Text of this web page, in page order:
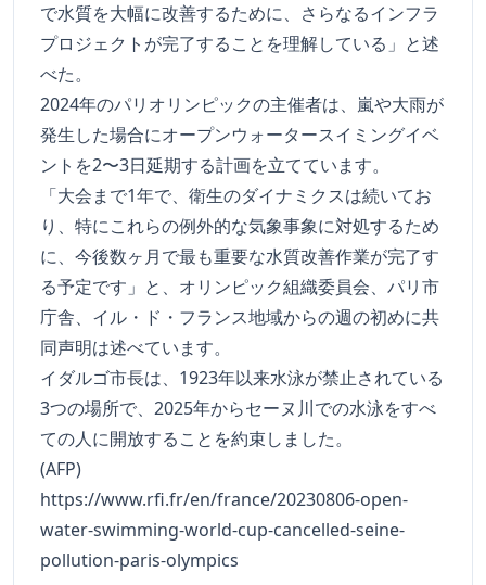
で水質を大幅に改善するために、さらなるインフラ
プロジェクトが完了することを理解している」と述
べた。
2024年のパリオリンピックの主催者は、嵐や大雨が
発生した場合にオープンウォータースイミングイベ
ントを2〜3日延期する計画を立てています。
「大会まで1年で、衛生のダイナミクスは続いてお
り、特にこれらの例外的な気象事象に対処するため
に、今後数ヶ月で最も重要な水質改善作業が完了す
る予定です」と、オリンピック組織委員会、パリ市
庁舎、イル・ド・フランス地域からの週の初めに共
同声明は述べています。
イダルゴ市長は、1923年以来水泳が禁止されている
3つの場所で、2025年からセーヌ川での水泳をすべ
ての人に開放することを約束しました。
(AFP)
https://www.rfi.fr/en/france/20230806-open-
water-swimming-world-cup-cancelled-seine-
pollution-paris-olympics